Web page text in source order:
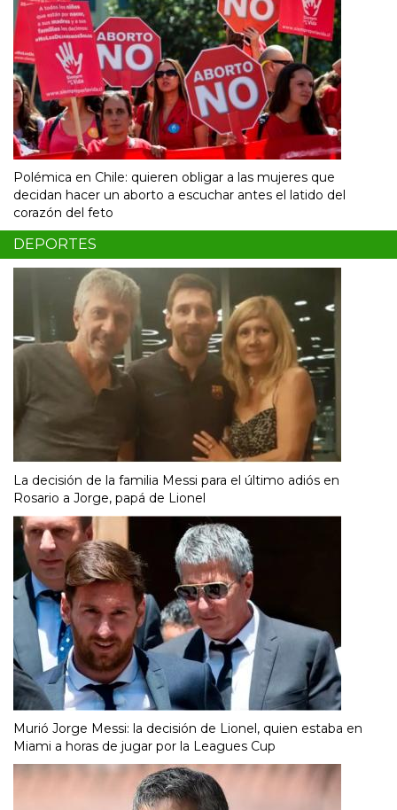
Polémica en Chile: quieren obligar a las mujeres que
decidan hacer un aborto a escuchar antes el latido del
corazón del feto
DEPORTES
La decisión de la familia Messi para el último adiós en
Rosario a Jorge, papá de Lionel
Murió Jorge Messi: la decisión de Lionel, quien estaba en
Miami a horas de jugar por la Leagues Cup